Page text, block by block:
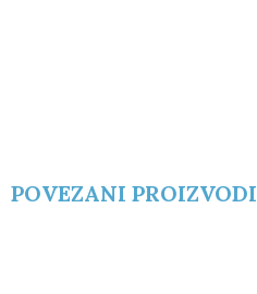
POVEZANI PROIZVODI